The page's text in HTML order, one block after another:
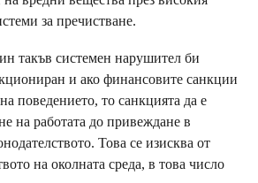
за пречистване.
такъв системен нарушител би
и ако финансовите санкции
поведението, то санкцията да е
на работата до привеждане в
Това се изисква от
на околната среда, в това число